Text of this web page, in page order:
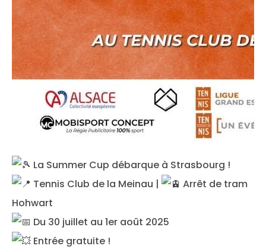
La Summer Cup débarque à Strasbourg !
Tennis Club de la Meinau |
Arrêt de tram
Hohwart
Du 30 juillet au 1er août 2025
Entrée gratuite !